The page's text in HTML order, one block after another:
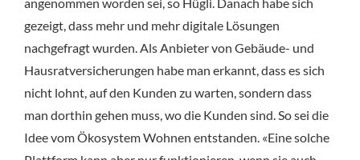
gezeigt, dass mehr und mehr digitale Lösungen
nachgefragt wurden. Als Anbieter von Gebäude- und
Hausratversicherungen habe man erkannt, dass es sich
nicht lohnt, auf den Kunden zu warten, sondern dass
man dorthin gehen muss, wo die Kunden sind. So sei die
Idee vom Ökosystem Wohnen entstanden. «Eine solche